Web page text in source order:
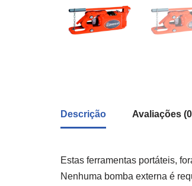
Descrição Avaliações
Estas ferramentas portáteis,
Nenhuma bomba externa é